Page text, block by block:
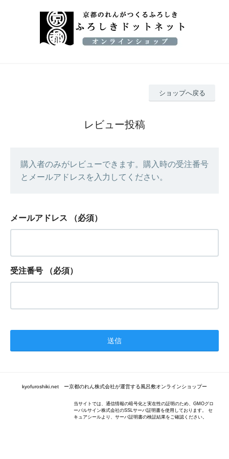
ショップへ戻る
レビュー投稿
購入者のみがレビューできます。購入時の受注番号
とメールアドレスを入力してください。
メールアドレス （必須）
受注番号 （必須）
kyofuroshiki.net ー京都のれん株式会社が運営する風呂敷オンラインショップー
当サイトでは、通信情報の暗号化と実在性の証明のため、GMOグロ
ーバルサイン株式会社のSSLサーバ証明書を使用しております。 セ
キュアシールより、サーバ証明書の検証結果をご確認ください。